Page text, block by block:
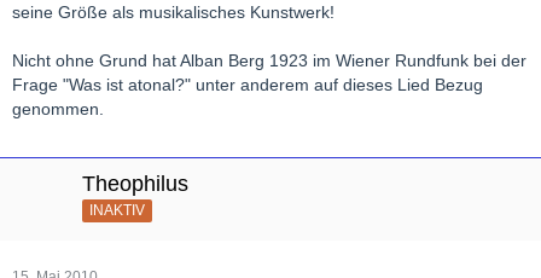
seine Größe als musikalisches Kunstwerk!
Nicht ohne Grund hat Alban Berg 1923 im Wiener Rundfunk bei der
Frage "Was ist atonal?" unter anderem auf dieses Lied Bezug
genommen.
Theophilus
INAKTIV